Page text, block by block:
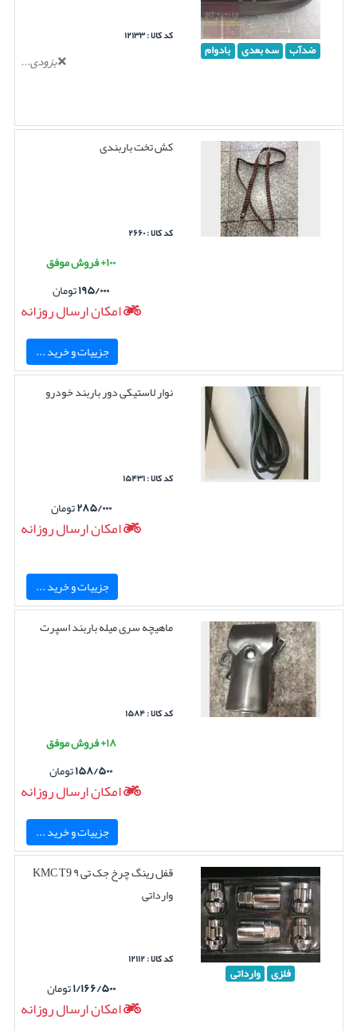
ضدآب سه بعدی بادوام
کد کالا : ۱۲۱۳۳
بزودی...
کش تخت باربندی
کد کالا : ۲۶۶۰
۱۰۰+ فروش موفق
۱۹۵/۰۰۰تومان
امکان ارسال روزانه
جزییات و خرید ...
نوار لاستیکی دور باربند خودرو
کد کالا : ۱۵۴۳۱
۲۸۵/۰۰۰تومان
امکان ارسال روزانه
جزییات و خرید ...
ماهیچه سری میله باربند اسپرت
کد کالا : ۱۵۸۴
۱۸+ فروش موفق
۱۵۸/۵۰۰تومان
امکان ارسال روزانه
جزییات و خرید ...
فلزی وارداتی
قفل رینگ چرخ جک تی ۹ KMC T9
وارداتی
کد کالا : ۱۲۱۱۲
۱/۱۶۶/۵۰۰تومان
امکان ارسال روزانه